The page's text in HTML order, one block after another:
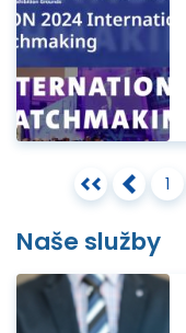
1
Naše služby